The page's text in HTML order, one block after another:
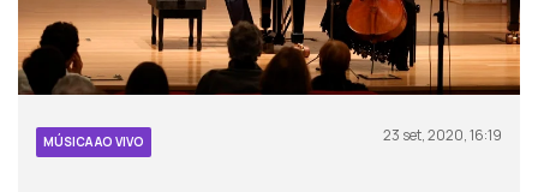
MÚSICA AO VIVO 23 set, 2020, 16:19